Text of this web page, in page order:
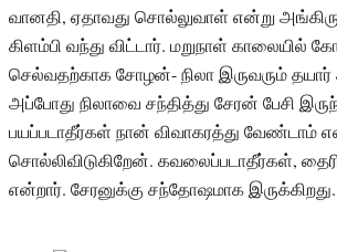
வானதி, ஏதாவது சொல்லுவாள் என்று
கிளம்பி வந்து விட்டார். மறுநாள் காலையில்
செல்வதற்காக சோழன்- நிலா இருவரும் தயார்
அப்போது நிலாவை சந்தித்து சேரன் பேசி
பயப்படாதீர்கள் நான் விவாகரத்து வேண்டாம்
சொல்லிவிடுகிறேன். கவலைப்படாதீர்கள்,
என்றார். சேரனுக்கு சந்தோஷமாக இருக்கிறது.